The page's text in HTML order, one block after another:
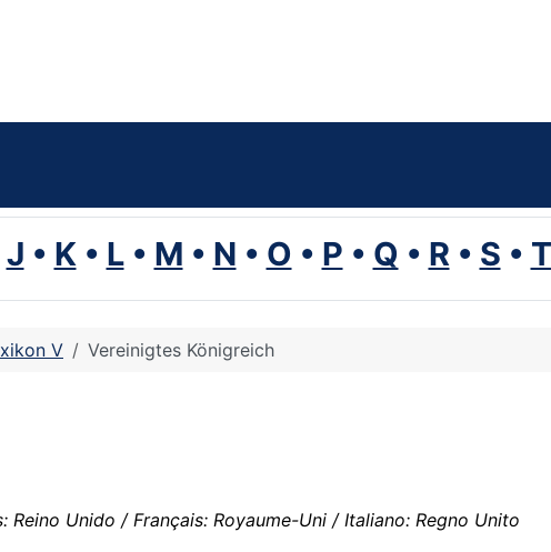
J • K• L• M • N • O • P • Q • R• S • T
V Vereinigtes Königreich
Unido / Français: Royaume-Uni / Italiano: Regno Unito